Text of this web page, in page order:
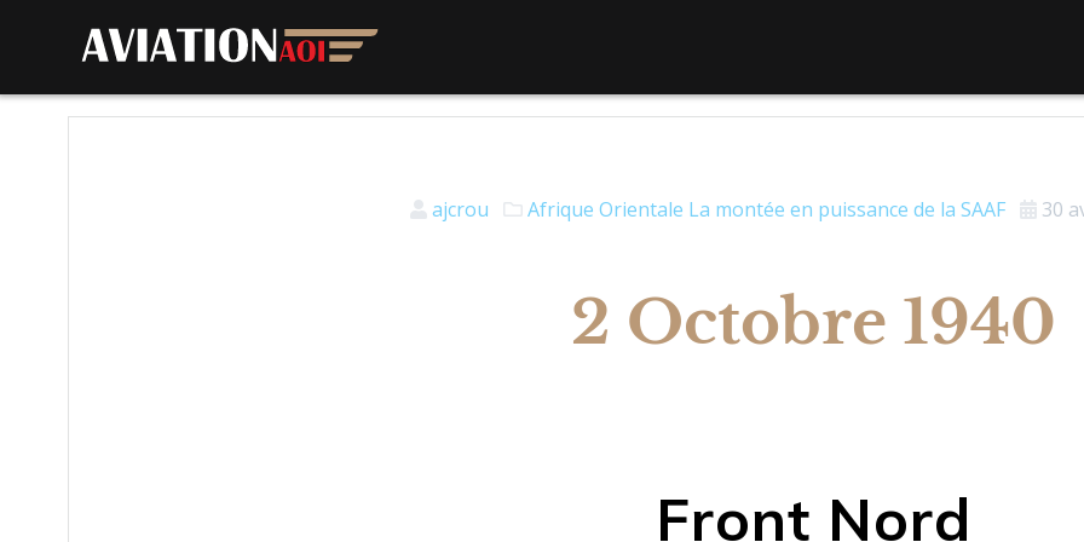
ajcrou Afrique Orientale La montée en puissance de la SAAF 30
2 Octobre 1940
Front Nord